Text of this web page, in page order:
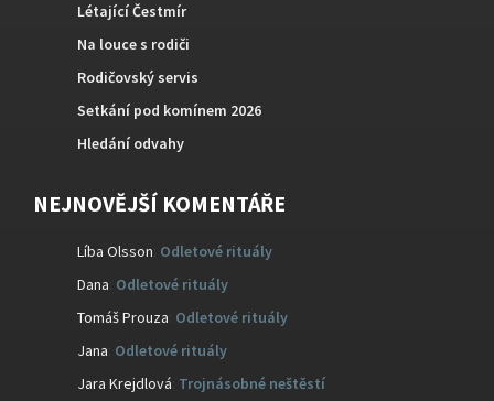
Létající Čestmír
Na louce s rodiči
Rodičovský servis
Setkání pod komínem 2026
Hledání odvahy
NEJNOVĚJŠÍ KOMENTÁŘE
Líba Olsson Odletové rituály
Dana Odletové rituály
Tomáš Prouza Odletové rituály
Jana Odletové rituály
Jara Krejdlová Trojnásobné neštěstí